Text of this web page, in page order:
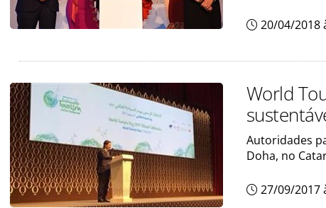
20/04/2018
World
Autoridades
Doha, no
27/09/2017